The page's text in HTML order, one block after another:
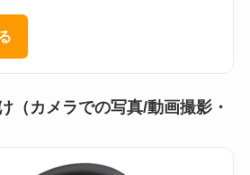
（カメラでの写真/動画撮影・